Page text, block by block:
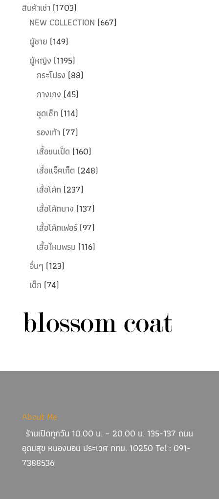
สินค้าเช่า (1703)
NEW COLLECTION (667)
ผู้ชาย (149)
ผู้หญิง (1195)
กระโปรง (88)
กางเกง (45)
ชุดเซ็ท (114)
รองเท้า (77)
เสื้อขนเป็ด (160)
เสื้อแจ็คเก็ต (248)
เสื้อโค้ท (237)
เสื้อโค้ทบาง (137)
เสื้อโค้ทเฟอร์ (97)
เสื้อไหมพรม (116)
อื่นๆ (123)
เด็ก (74)
About Me
ร้านเปิดทุกวัน 10.00 น. – 20.00 น. 135-137 ถนน
อุดมสุข หนองบอน ประเวศ กทม. 10250 Tel : 091-
7388536